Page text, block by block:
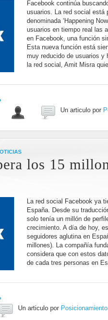
Facebook continúa
usuarios. La red social está
denominada ‘Happening
usuarios en tiempo real las
en Facebook, una función
Esta nueva función está
muy reducido de usuarios y
la red social, Amit Misra
Un articulo por
los 15
La red social Facebook ya
España. Desde su
solo tenía un millón de
crecimiento. A día de hoy,
seguidores aglutina en
millones). La compañía
considera que con estos
de cada tres personas en
Un articulo por